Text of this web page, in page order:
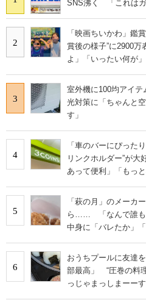
SNS沸く 「これはガ
2
「映画ちいかわ」鑑
賞後の様子”に2900
よ」「いったい何が」
3
室外機に100均アイ
光対策に「ちゃんと
す」
4
「車のバーにぴった
リンクホルダー”が
あって便利」「もっ
5
「萩の月」のメーカ
ら…… 「なんで誰も
中身に「バレたか」
6
おうちプールに友達
部最高」 “圧巻の料
っじゃまっしまーーす